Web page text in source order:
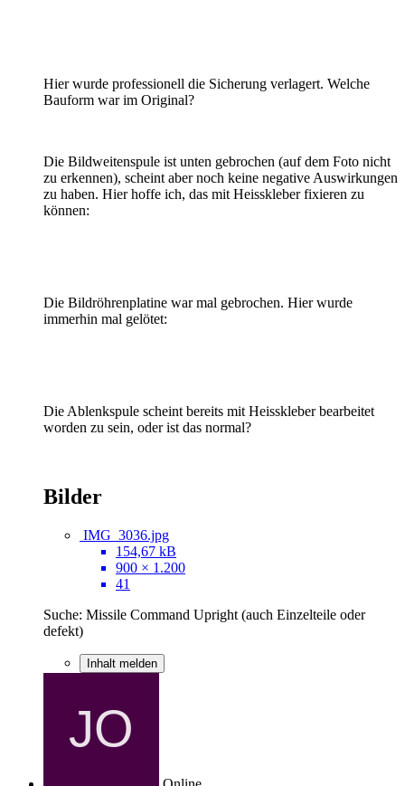
Hier wurde professionell die Sicherung verlagert. Welche
Bauform war im Original?
Die Bildweitenspule ist unten gebrochen (auf dem Foto nicht
zu erkennen), scheint aber noch keine negative Auswirkungen
zu haben. Hier hoffe ich, das mit Heisskleber fixieren zu
können:
Die Bildröhrenplatine war mal gebrochen. Hier wurde
immerhin mal gelötet:
Die Ablenkspule scheint bereits mit Heisskleber bearbeitet
worden zu sein, oder ist das normal?
Bilder
IMG_3036.jpg
154,67 kB
900 × 1.200
41
Suche: Missile Command Upright (auch Einzelteile oder
defekt)
Inhalt melden